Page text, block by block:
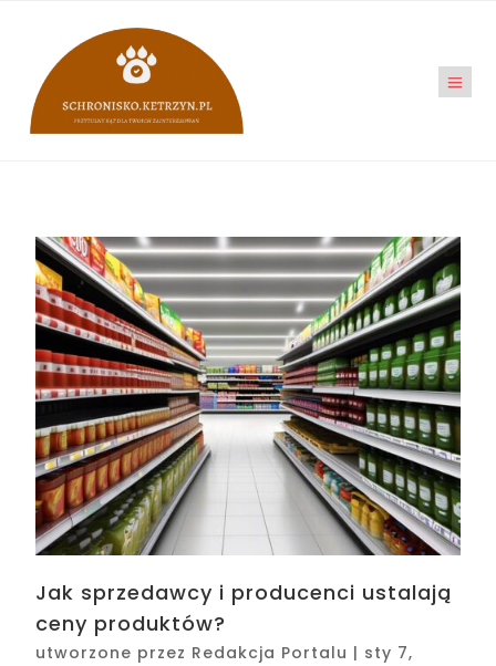
Jak sprzedawcy i producenci ustalają
ceny produktów?
utworzone przez Redakcja Portalu | sty 7,